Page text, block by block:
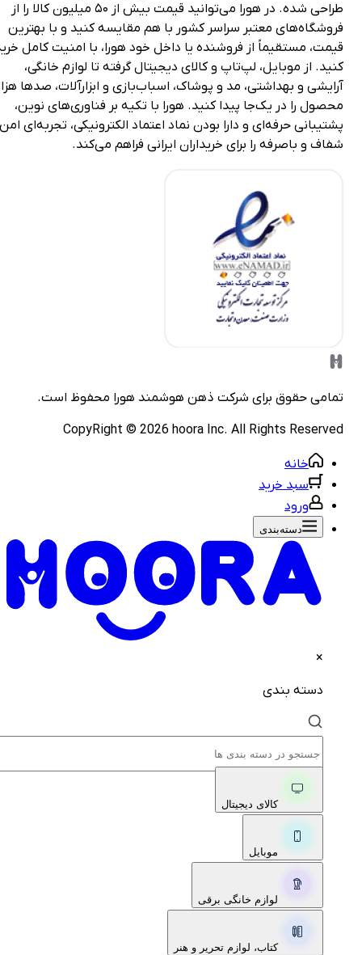
طراحی شده. در هورا می‌توانید قیمت بیش از ۵۰ میلیون کالا را از
معتبر سراسر کشور با هم مقایسه کنید و با بهترین
مستقیماً از فروشنده یا داخل خود هورا، با امنیت کامل خرید
از موبایل، لپ‌تاپ و کالای دیجیتال گرفته تا لوازم خانگی،
و بهداشتی، مد و پوشاک، اسباب‌بازی و ابزارآلات، صدها هزار
را در یک‌جا پیدا کنید. هورا با تکیه بر فناوری‌های نوین،
حرفه‌ای و دارا بودن نماد اعتماد الکترونیکی، تجربه‌ای امن،
و باصرفه را برای خریداران ایرانی فراهم می‌کند.
حقوق برای شرکتذهن هوشمند هورامحفوظ است.
CopyRight ©2026hoora Inc. All Rights
خانه
سبد خرید
ورود
دسته‌بندی‌
دسته بندی
کالای دیجیتال
موبایل
لوازم خانگی برقی
کتاب، لوازم تحریر و هنر